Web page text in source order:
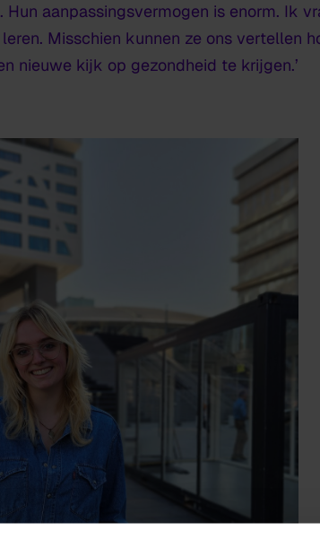
aanpassingsvermogen is enorm. Ik
Misschien kunnen ze ons vertellen
nieuwe kijk op gezondheid te krijgen.’